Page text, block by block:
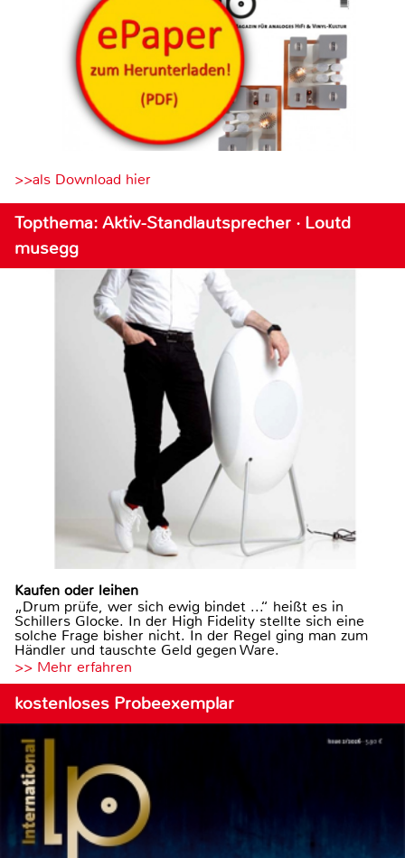
>>als Download hier
Topthema: Aktiv-Standlautsprecher · Loutd
musegg
Kaufen oder leihen
„Drum prüfe, wer sich ewig bindet ...“ heißt es in
Schillers Glocke. In der High Fidelity stellte sich eine
solche Frage bisher nicht. In der Regel ging man zum
Händler und tauschte Geld gegen Ware.
>> Mehr erfahren
kostenloses Probeexemplar